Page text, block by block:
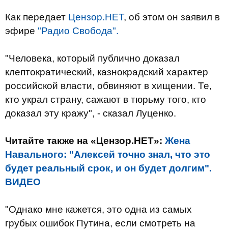
Как передает Цензор.НЕТ, об этом он заявил в
эфире "Радио Свобода".
"Человека, который публично доказал
клептократический, казнокрадский характер
российской власти, обвиняют в хищении. Те,
кто украл страну, сажают в тюрьму того, кто
доказал эту кражу", - сказал Луценко.
Читайте также на «Цензор.НЕТ»: Жена
Навального: "Алексей точно знал, что это
будет реальный срок, и он будет долгим".
ВИДЕО
"Однако мне кажется, это одна из самых
грубых ошибок Путина, если смотреть на